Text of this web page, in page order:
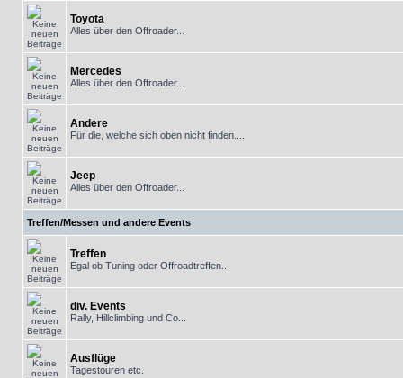
Toyota
Alles über den Offroader...
Mercedes
Alles über den Offroader...
Andere
Für die, welche sich oben nicht finden....
Jeep
Alles über den Offroader...
Treffen/Messen und andere Events
Treffen
Egal ob Tuning oder Offroadtreffen...
div. Events
Rally, Hillclimbing und Co...
Ausflüge
Tagestouren etc.